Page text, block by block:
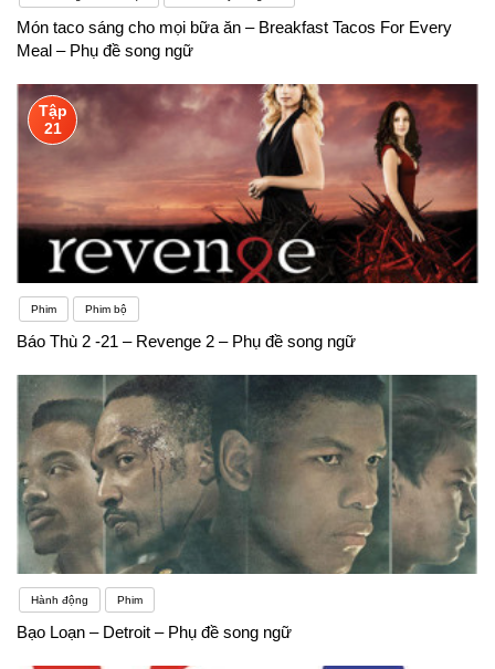
Món taco sáng cho mọi bữa ăn – Breakfast Tacos For Every
Meal – Phụ đề song ngữ
Tập
21
Phim Phim bộ
Báo Thù 2 -21 – Revenge 2 – Phụ đề song ngữ
Hành động Phim
Bạo Loạn – Detroit – Phụ đề song ngữ